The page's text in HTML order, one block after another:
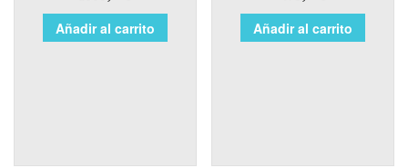
Añadir al carrito Añadir al carrito